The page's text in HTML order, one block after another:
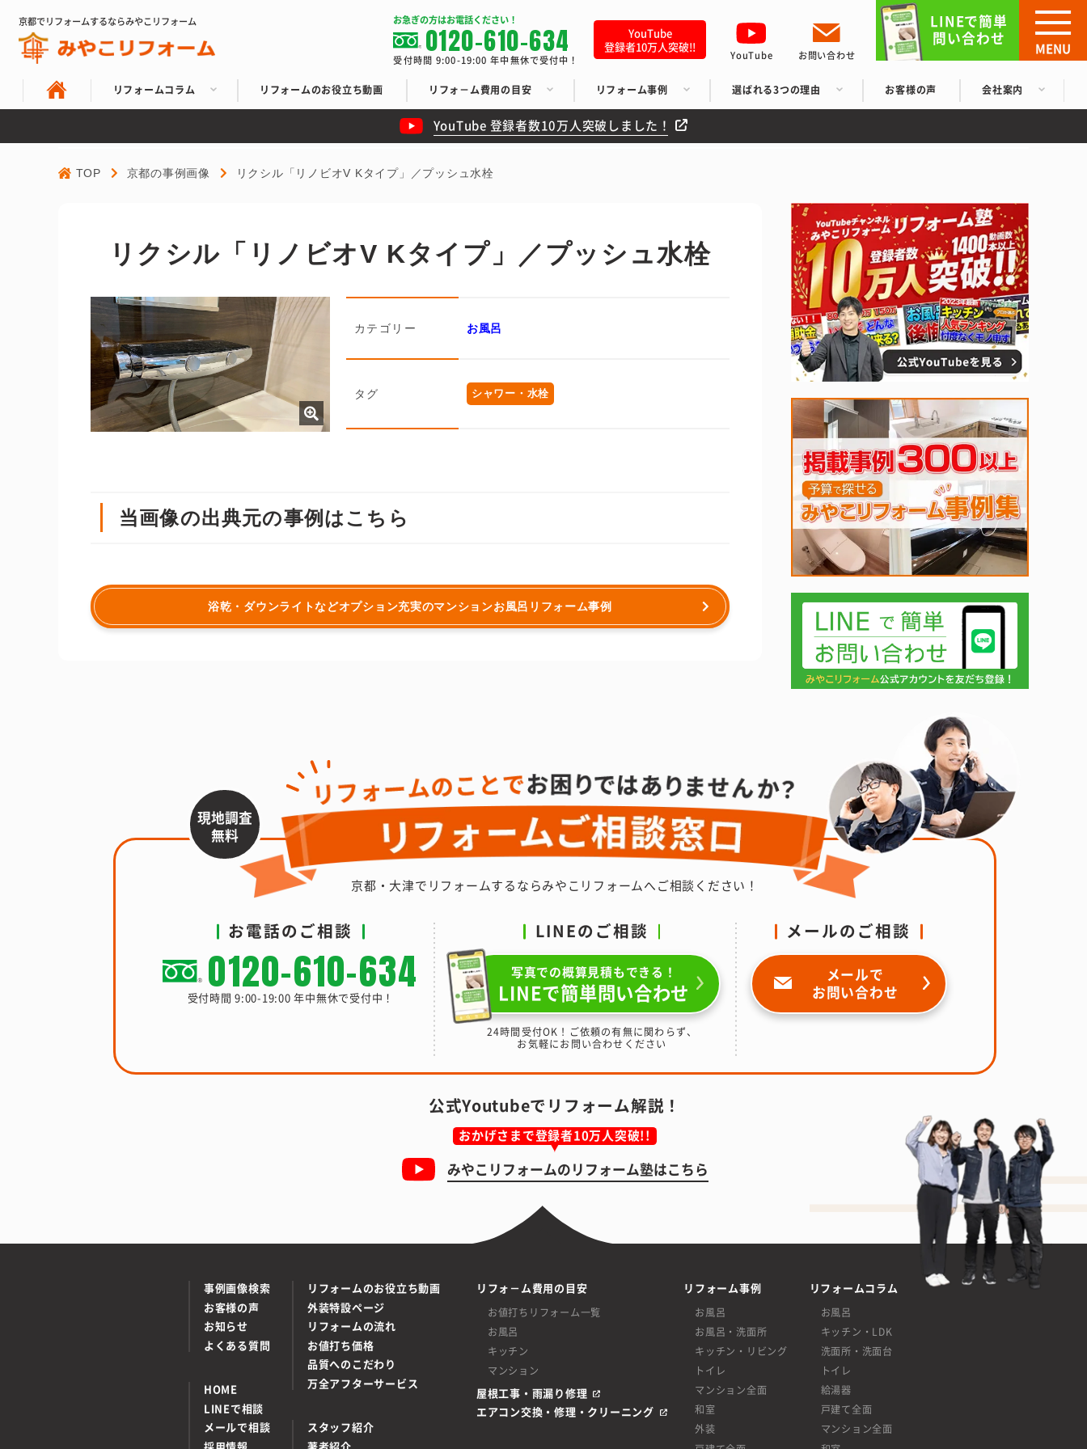
京都でリフォームするならみやこリフォーム お急ぎの方はお電話ください！
0120-610-634
受付時間 9:00-19:00 年中無休で受付中！
YouTube
登録者10万人突破!!
YouTube お問い合わせ
リフォームコラム リフォームのお役立ち動画 リフォ－ム費用の目安 リフォーム事例 選ばれる3つの理由 お客様の声 会社案内
YouTube 登録者数10万人突破しました！
LINEで簡単
問い合わせ
MENU
TOP 京都の事例画像 リクシル「リノビオV Kタイプ」／プッシュ水栓
リクシル「リノビオV Kタイプ」／プッシュ水栓
カテゴリー お風呂
タグ シャワー・水栓
当画像の出典元の事例はこちら
浴乾・ダウンライトなどオプション充実のマンションお風呂リフォーム事例
現地調査
無料
京都・大津でリフォームするならみやこリフォームへご相談ください！
お電話のご相談
0120-610-634
受付時間 9:00-19:00 年中無休で受付中！
LINEのご相談
写真での概算見積もできる！
LINEで簡単問い合わせ
24時間受付OK！ご依頼の有無に関わらず、
お気軽にお問い合わせください
メールのご相談
メールで
お問い合わせ
公式Youtubeでリフォーム解説！
おかげさまで登録者10万人突破!!
みやこリフォームのリフォーム塾はこちら
事例画像検索
お客様の声
お知らせ
よくある質問
HOME
LINEで相談
メールで相談
リフォームのお役立ち動画
外装特設ページ
リフォームの流れ
お値打ち価格
品質へのこだわり
万全アフターサービス
スタッフ紹介
リフォ－ム費用の目安
お値打ちリフォーム一覧
お風呂
キッチン
マンション
屋根工事・雨漏り修理
エアコン交換・修理・クリーニング
リフォーム事例
お風呂
お風呂・洗面所
キッチン・リビング
トイレ
マンション全面
和室
外装
リフォームコラム
お風呂
キッチン・LDK
洗面所・洗面台
トイレ
給湯器
戸建て全面
マンション全面